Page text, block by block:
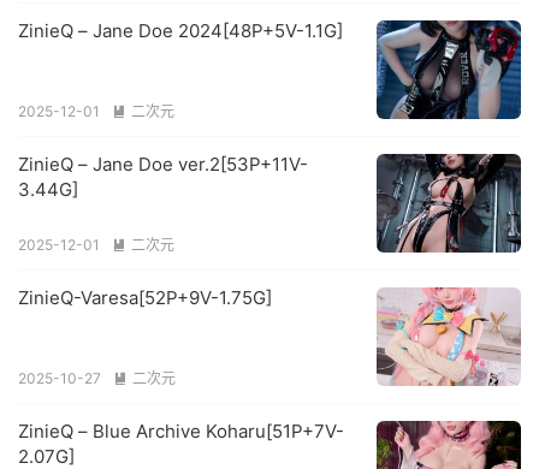
ZinieQ – Jane Doe 2024[48P+5V-1.1G]
2025-12-01  二次元
ZinieQ – Jane Doe ver.2[53P+11V-
3.44G]
2025-12-01  二次元
ZinieQ-Varesa[52P+9V-1.75G]
2025-10-27  二次元
ZinieQ – Blue Archive Koharu[51P+7V-
2.07G]